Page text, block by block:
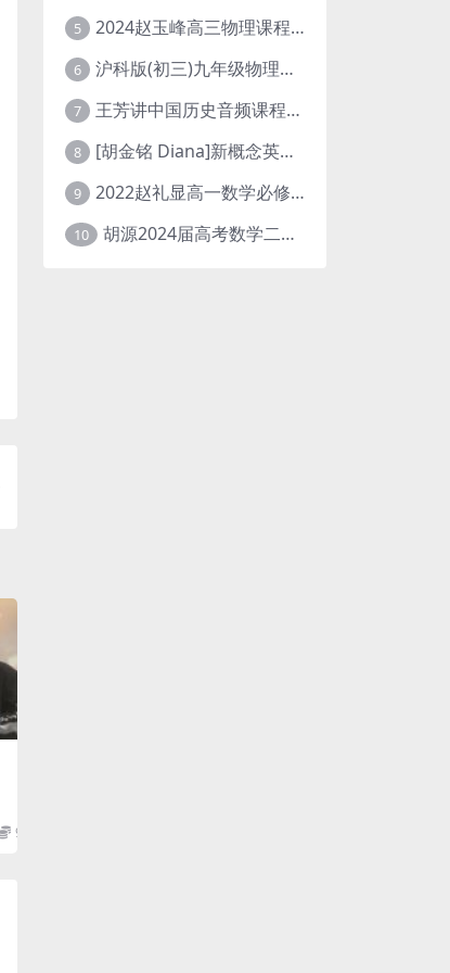
9.9
5 2024赵玉峰高三物理课程24年高考物理一轮复习网课教程
6 沪科版(初三)九年级物理全一册网课教学视频全集(录播版 杜春雨 66讲)
7 王芳讲中国历史音频课程全集(上下五千年)
8 [胡金铭 Diana]新概念英语第1册教学视频课程(全集 百度网盘下载)
9 2022赵礼显高一数学必修一课程视频资源(秋季班 含讲义)百度网盘云
10 胡源2024届高考数学二轮寒假春季精讲 百度网盘分享